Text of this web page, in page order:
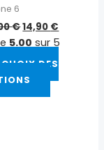
6
€14,90 €
5.00 sur 5
CHOIX DES
du
produit